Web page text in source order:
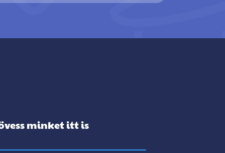
minket itt is